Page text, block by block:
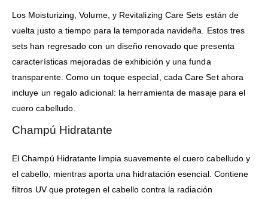
Los Moisturizing, Volume, y Revitalizing Care Sets están de
vuelta justo a tiempo para la temporada navideña. Estos tres
sets han regresado con un diseño renovado que presenta
características mejoradas de exhibición y una funda
transparente. Como un toque especial, cada Care Set ahora
incluye un regalo adicional: la herramienta de masaje para el
cuero cabelludo.
Champú Hidratante
El Champú Hidratante limpia suavemente el cuero cabelludo y
el cabello, mientras aporta una hidratación esencial. Contiene
filtros UV que protegen el cabello contra la radiación